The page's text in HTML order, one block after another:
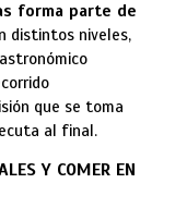
forma parte de
distintos niveles,
que se toma
al final.
Y COMER EN